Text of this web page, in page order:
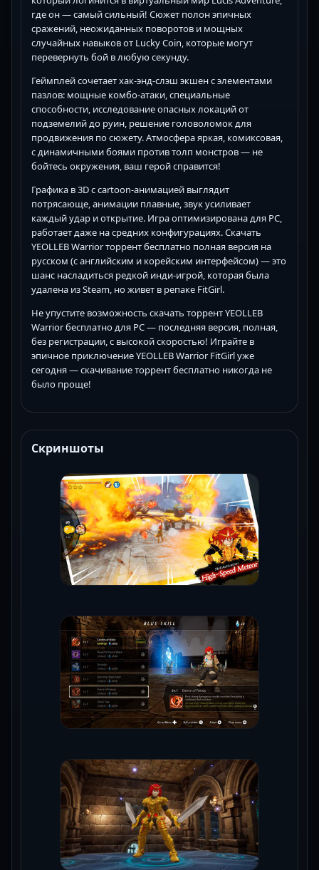
где он — самый сильный! Сюжет полон эпичных
сражений, неожиданных поворотов и мощных
случайных навыков от Lucky Coin, которые могут
перевернуть бой в любую секунду.
Геймплей сочетает хак-энд-слэш экшен с элементами
пазлов: мощные комбо-атаки, специальные
способности, исследование опасных локаций от
подземелий до руин, решение головоломок для
продвижения по сюжету. Атмосфера яркая, комиксовая,
с динамичными боями против толп монстров — не
бойтесь окружения, ваш герой справится!
Графика в 3D с cartoon-анимацией выглядит
потрясающе, анимации плавные, звук усиливает
каждый удар и открытие. Игра оптимизирована для PC,
работает даже на средних конфигурациях. Скачать
YEOLLEB Warrior торрент бесплатно полная версия на
русском (с английским и корейским интерфейсом) — это
шанс насладиться редкой инди-игрой, которая была
удалена из Steam, но живет в репаке FitGirl.
Не упустите возможность скачать торрент YEOLLEB
Warrior бесплатно для PC — последняя версия, полная,
без регистрации, с высокой скоростью! Играйте в
эпичное приключение YEOLLEB Warrior FitGirl уже
сегодня — скачивание торрент бесплатно никогда не
было проще!
Скриншоты